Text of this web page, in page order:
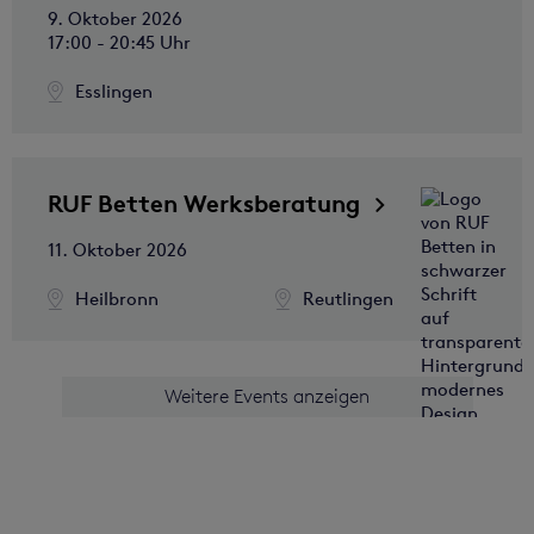
9. Oktober 2026
17:00 - 20:45 Uhr
Esslingen
RUF Betten Werksberatung
11. Oktober 2026
Heilbronn Reutlingen
Weitere Events anzeigen